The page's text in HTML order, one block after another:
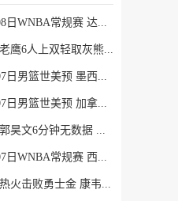
2026年07月08日 07月08日WNBA常规赛 达拉斯飞翼88-77纽约自由人 全场集锦
2026年07月08日 夏联-老鹰6人上双轻取灰熊 希格斯22+5 探花布泽尔缺战
2026年07月07日 07月07日男篮世美预 墨西哥男篮 93 - 94 美国男篮
2026年07月07日 07月07日男篮世美预 加拿大男篮116-78牙买加男篮 全场集锦
2026年07月07日 夏联-郭昊文6分钟无数据 国王险胜雄鹿 7号秀阿卡夫22分
2026年07月07日 07月07日WNBA常规赛 西雅图风暴 82 - 64 洛杉矶火花
2026年07月07日 夏联-热火击败勇士金 康韦尔26+5 琼斯9中1 奥尔布里奇21+6